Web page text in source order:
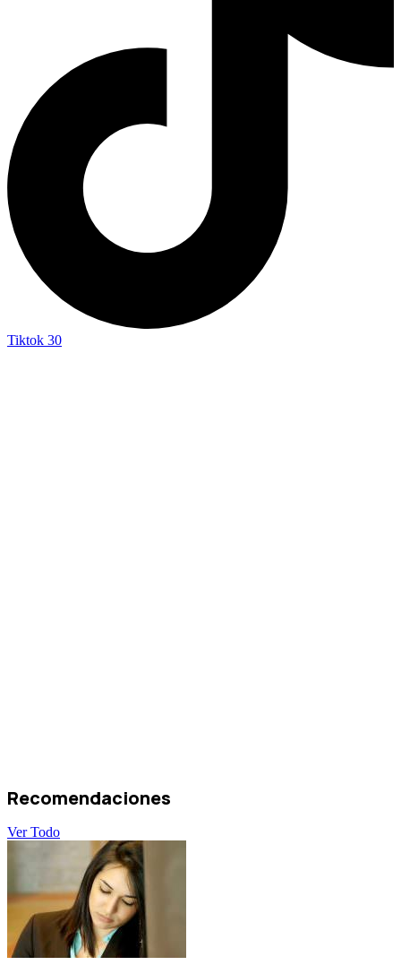
Tiktok 30
Recomendaciones
Ver Todo